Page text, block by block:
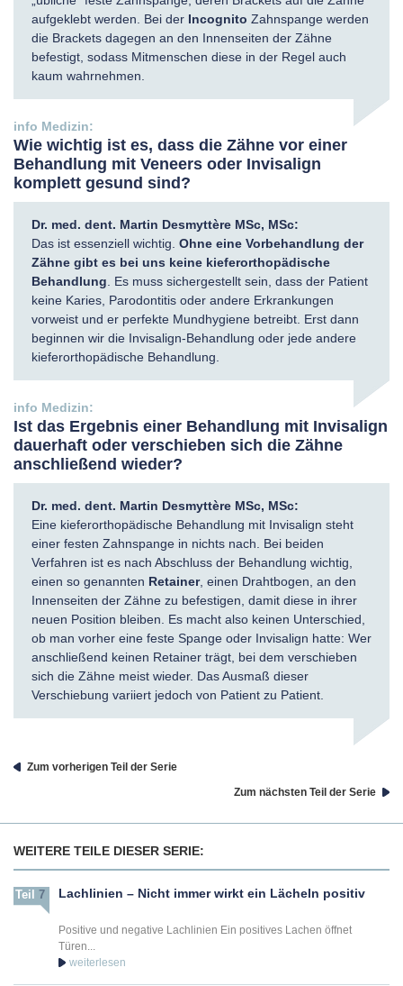
aufgeklebt werden. Bei der Incognito Zahnspange werden
die Brackets dagegen an den Innenseiten der Zähne
befestigt, sodass Mitmenschen diese in der Regel auch
kaum wahrnehmen.
Wie wichtig ist es, dass die Zähne vor einer
Behandlung mit Veneers oder Invisalign
komplett gesund sind?
Dr. med. dent. Martin Desmyttère MSc, MSc:
Das ist essenziell wichtig. Ohne eine Vorbehandlung der
Zähne gibt es bei uns keine kieferorthopädische
Behandlung . Es muss sichergestellt sein, dass der Patient
keine Karies, Parodontitis oder andere Erkrankungen
vorweist und er perfekte Mundhygiene betreibt. Erst dann
beginnen wir die Invisalign-Behandlung oder jede andere
kieferorthopädische Behandlung.
Ist das Ergebnis einer Behandlung mit Invisalign
dauerhaft oder verschieben sich die Zähne
anschließend wieder?
Dr. med. dent. Martin Desmyttère MSc, MSc:
Eine kieferorthopädische Behandlung mit Invisalign steht
einer festen Zahnspange in nichts nach. Bei beiden
Verfahren ist es nach Abschluss der Behandlung wichtig,
einen so genannten Retainer, einen Drahtbogen, an den
Innenseiten der Zähne zu befestigen, damit diese in ihrer
neuen Position bleiben. Es macht also keinen Unterschied,
ob man vorher eine feste Spange oder Invisalign hatte: Wer
anschließend keinen Retainer trägt, bei dem verschieben
sich die Zähne meist wieder. Das Ausmaß dieser
Verschiebung variiert jedoch von Patient zu Patient.
Zum vorherigen Teil der Serie
Zum nächsten Teil der Serie
WEITERE TEILE DIESER SERIE:
Teil 7 Lachlinien – Nicht immer wirkt ein Lächeln positiv
Positive und negative Lachlinien Ein positives Lachen öffnet
Türen...